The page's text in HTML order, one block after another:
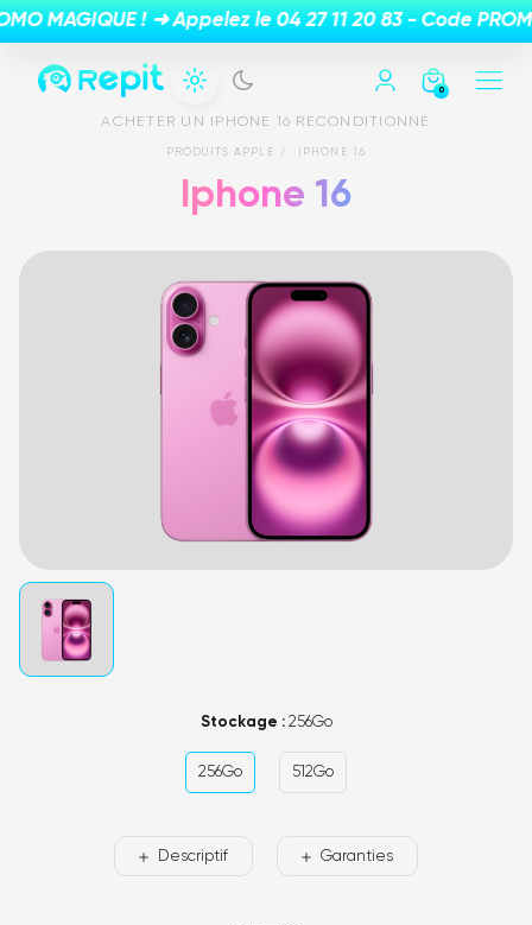
0
ACHETER UN IPHONE 16 RECONDITIONNÉ
PRODUITS APPLE IPHONE 16
Iphone 16
Stockage : 256Go
256Go 512Go
Descriptif Garanties